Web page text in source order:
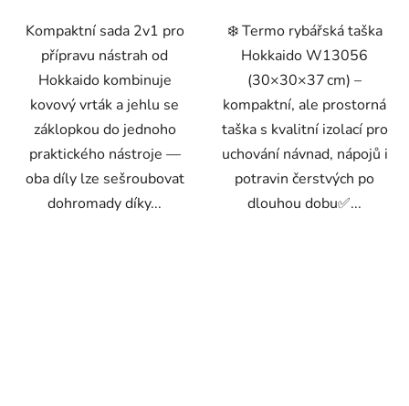
Kompaktní sada 2v1 pro
přípravu nástrah od
Hokkaido kombinuje
kovový vrták a jehlu se
záklopkou do jednoho
praktického nástroje —
oba díly lze sešroubovat
dohromady díky...
❄️ Termo rybářská taška
Hokkaido W13056
(30×30×37 cm) –
kompaktní, ale prostorná
taška s kvalitní izolací pro
uchování návnad, nápojů i
potravin čerstvých po
dlouhou dobu✅...